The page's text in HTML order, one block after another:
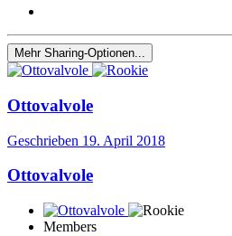
Mehr Sharing-Optionen...
Ottovalvole
Geschrieben 19. April 2018
Ottovalvole
Members